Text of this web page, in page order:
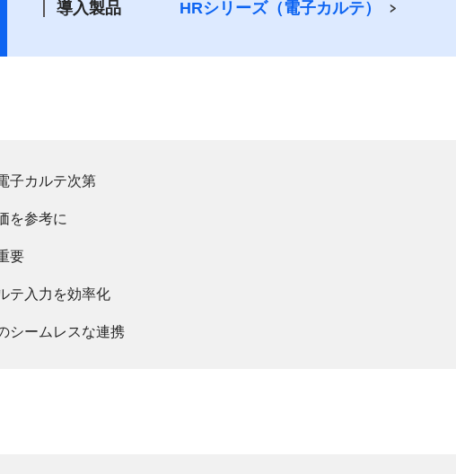
導入製品 HRシリーズ（電子カルテ）
子カルテ次第
を参考に
要
テ入力を効率化
シームレスな連携